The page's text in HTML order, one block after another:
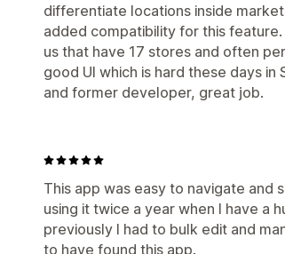
differentiate locations inside
added compatibility for this
us that have 17 stores and often
good UI which is hard these days
and former developer, great job.
This app was easy to navigate and
using it twice a year when I have a
previously I had to bulk edit and
to have found this app.